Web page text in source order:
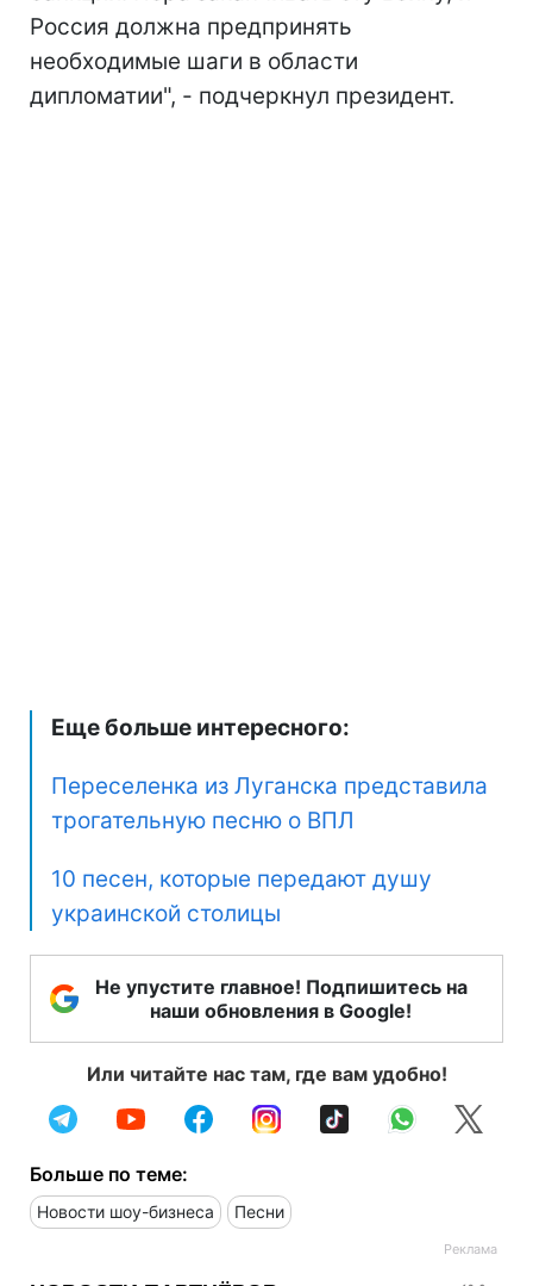
Россия должна предпринять
необходимые шаги в области
дипломатии", - подчеркнул президент.
Еще больше интересного:
Переселенка из Луганска представила
трогательную песню о ВПЛ
10 песен, которые передают душу
украинской столицы
Не упустите главное! Подпишитесь на
наши обновления в Google!
Или читайте нас там, где вам удобно!
Больше по теме:
Новости шоу-бизнеса Песни